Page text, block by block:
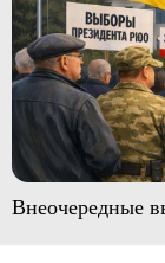
Внеочередные